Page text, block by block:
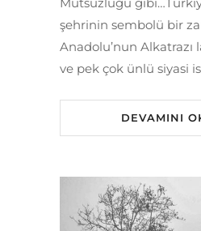
şehrinin sembolü bir
Anadolu’nun Alkatrazı
ve pek çok ünlü siyasi
DEVAMINI